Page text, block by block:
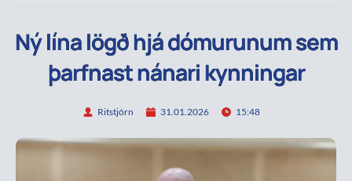
Ný lína lögð hjá dómurunum sem
þarfnast nánari kynningar
Ritstjórn 31.01.2026 15:48